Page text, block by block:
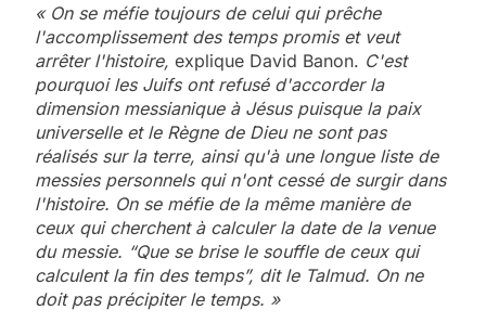
« On se méfie toujours de celui qui prêche
l'accomplissement des temps promis et veut
arrêter l'histoire, explique David Banon. C'est
pourquoi les Juifs ont refusé d'accorder la
dimension messianique à Jésus puisque la paix
universelle et le Règne de Dieu ne sont pas
réalisés sur la terre, ainsi qu'à une longue liste de
messies personnels qui n'ont cessé de surgir dans
l'histoire. On se méfie de la même manière de
ceux qui cherchent à calculer la date de la venue
du messie. “Que se brise le souffle de ceux qui
calculent la fin des temps”, dit le Talmud. On ne
doit pas précipiter le temps. »